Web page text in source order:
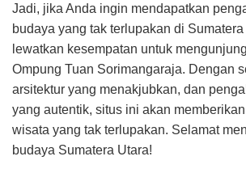
Jadi, jika Anda ingin mendapatkan
budaya yang tak terlupakan di
lewatkan kesempatan untuk
Ompung Tuan Sorimangaraja. Dengan
arsitektur yang menakjubkan, dan
yang autentik, situs ini akan
wisata yang tak terlupakan. Selamat
budaya Sumatera Utara!